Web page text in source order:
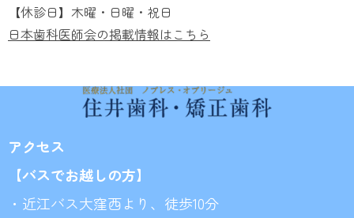
【休診日】木曜・日曜・祝日
日本歯科医師会の掲載情報はこちら
アクセス
【バスでお越しの方】
・近江バス大窪西より、徒歩10分